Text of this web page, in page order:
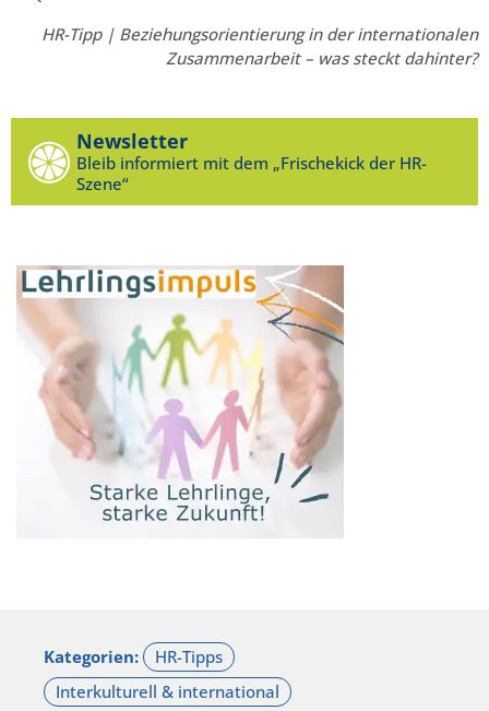
HR-Tipp | Beziehungsorientierung in der internationalen
Zusammenarbeit – was steckt dahinter?
Newsletter
Bleib informiert mit dem „Frischekick der HR-
Szene“
Kategorien: